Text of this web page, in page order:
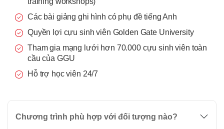
Các bài giảng ghi hình có phụ đề tiếng Anh
Quyền lợi cựu sinh viên Golden Gate University
Tham gia mạng lưới hơn 70.000 cựu sinh viên toàn
cầu của GGU
Hỗ trợ học viên 24/7
Chương trình phù hợp với đối tượng nào?